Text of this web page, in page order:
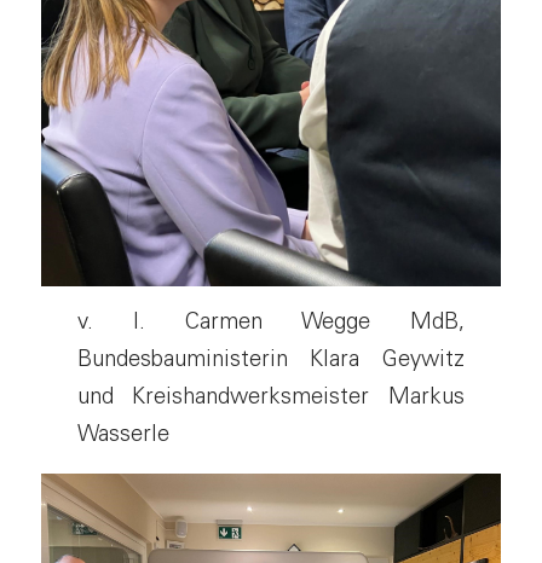
v. l. Carmen Wegge MdB,
Bundesbauministerin Klara Geywitz
und Kreishandwerksmeister Markus
Wasserle